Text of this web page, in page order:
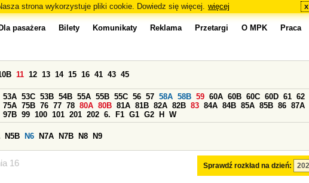
strona wykorzystuje pliki cookie. Dowiedz się więcej. więcej x
16
Dla pasażera Bilety Komunikaty Reklama Przetargi O MPK Praca
Sprawdź rozkład na dzień:
11 12 13 14 15 16 41 43 45
53A 53C 53B 54B 55A 55B 55C 56 57 58A 58B 59 60A 60B 60C 60D 61 62
75A 75B 76 77 78 80A 80B 81A 81B 82A 82B 83 84A 84B 85A 85B 86 87A
97B 99 100 101 201 202 6. F1 G1 G2 H W
N5B N6 N7A N7B N8 N9